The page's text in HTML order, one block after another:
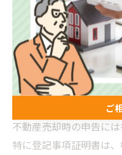
場合や特例の適用時も
ドを参考にしてくださ
不動産売却の確定
不動産売却時の申告に
特に登記事項証明書は
ご